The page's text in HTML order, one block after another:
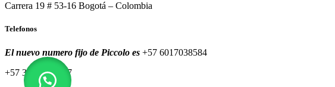
Carrera 19 # 53-16 Bogotá – Colombia
Telefonos
El nuevo numero fijo de Piccolo es +57 6017038584
+57 320 8591557